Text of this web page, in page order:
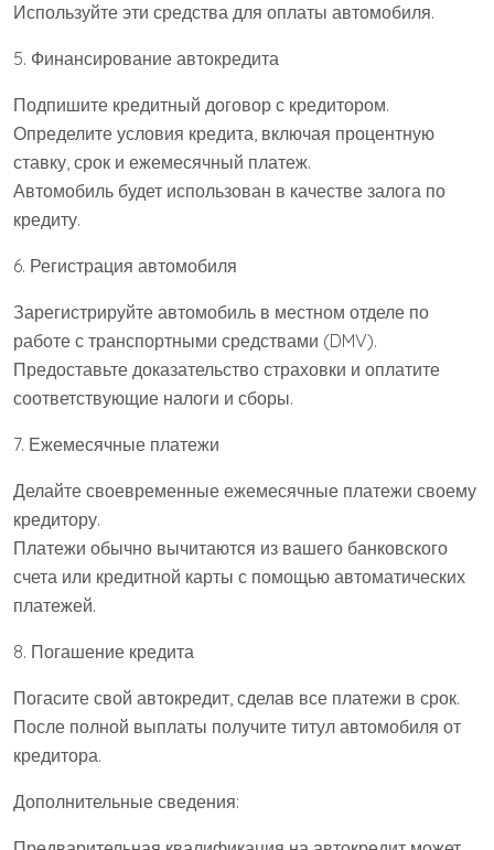
Используйте эти средства для оплаты автомобиля.
5. Финансирование автокредита
Подпишите кредитный договор с кредитором.
Определите условия кредита, включая процентную
ставку, срок и ежемесячный платеж.
Автомобиль будет использован в качестве залога по
кредиту.
6. Регистрация автомобиля
Зарегистрируйте автомобиль в местном отделе по
работе с транспортными средствами (DMV).
Предоставьте доказательство страховки и оплатите
соответствующие налоги и сборы.
7. Ежемесячные платежи
Делайте своевременные ежемесячные платежи своему
кредитору.
Платежи обычно вычитаются из вашего банковского
счета или кредитной карты с помощью автоматических
платежей.
8. Погашение кредита
Погасите свой автокредит, сделав все платежи в срок.
После полной выплаты получите титул автомобиля от
кредитора.
Дополнительные сведения: